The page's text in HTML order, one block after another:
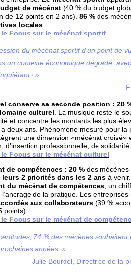
de mécénat (40 % du budget
de 12 points en 2 ans). 86 % des
locales
le Focus sur le mécénat sportif
du mécénat sportif d’un point de
un contexte économique dégradé,
! »
conserve sa seconde position : 28
culturel . La musique reste le
et concentre les montants les plus
deux ans. Phénomène mesuré pour la
une dimension «mécénat croisé»
d’insertion professionnelle, de solidarité
Focus sur le mécénat culturel
de compétences : 20 % des mécènes
leurs 2 priorités dans les 2 ans à
du mécénat de compétences, un
de la pratique. Les
aux collaborateurs (39 %
points).
Focus sur le mécénat de
74 % des mécènes
années. »
Julie Bourdel, Directrice de la